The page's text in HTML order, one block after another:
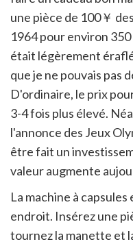
une pièce de 100￥
1964 pour environ
était légèrement
que je ne pouvais pas
D'ordinaire, le prix
3-4 fois plus élevé.
l'annonce des Jeux
être fait un
valeur augmente
La machine à
endroit. Insérez une
tournez la manette et